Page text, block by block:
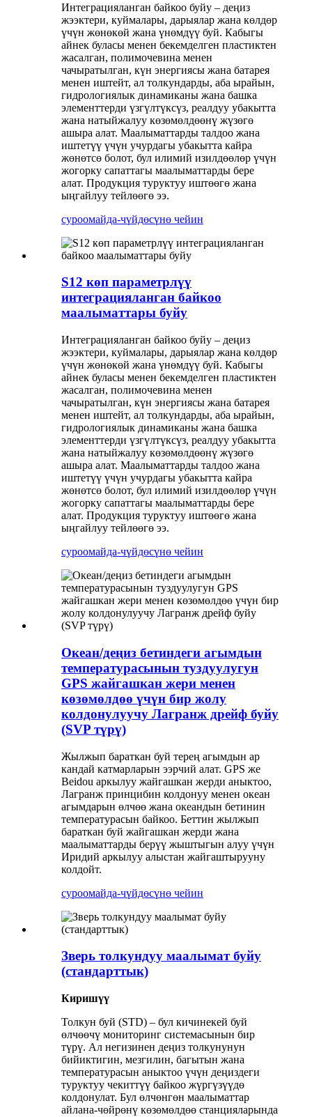
Интеграцияланган байкоо буйу – деңиз
жээктери, куймалары, дарыялар жана көлдөр
үчүн жөнөкөй жана үнөмдүү буй. Кабыгы
айнек буласы менен бекемделген пластиктен
жасалган, полимочевина менен
чачыратылган, күн энергиясы жана батарея
менен иштейт, ал толкундарды, аба ырайын,
гидрологиялык динамиканы жана башка
элементтерди үзгүлтүксүз, реалдуу убакытта
жана натыйжалуу көзөмөлдөөнү жүзөгө
ашыра алат. Маалыматтарды талдоо жана
иштетүү үчүн учурдагы убакытта кайра
жөнөтсө болот, бул илимий изилдөөлөр үчүн
жогорку сапаттагы маалыматтарды бере
алат. Продукция туруктуу иштөөгө жана
ыңгайлуу тейлөөгө ээ.
суроомайда-чүйдөсүнө чейин
S12 көп параметрлүү
интеграцияланган байкоо
маалыматтары буйу
Интеграцияланган байкоо буйу – деңиз
жээктери, куймалары, дарыялар жана көлдөр
үчүн жөнөкөй жана үнөмдүү буй. Кабыгы
айнек буласы менен бекемделген пластиктен
жасалган, полимочевина менен
чачыратылган, күн энергиясы жана батарея
менен иштейт, ал толкундарды, аба ырайын,
гидрологиялык динамиканы жана башка
элементтерди үзгүлтүксүз, реалдуу убакытта
жана натыйжалуу көзөмөлдөөнү жүзөгө
ашыра алат. Маалыматтарды талдоо жана
иштетүү үчүн учурдагы убакытта кайра
жөнөтсө болот, бул илимий изилдөөлөр үчүн
жогорку сапаттагы маалыматтарды бере
алат. Продукция туруктуу иштөөгө жана
ыңгайлуу тейлөөгө ээ.
суроомайда-чүйдөсүнө чейин
Океан/деңиз бетиндеги агымдын
температурасынын туздуулугун
GPS жайгашкан жери менен
көзөмөлдөө үчүн бир жолу
колдонулуучу Лагранж дрейф буйу
(SVP түрү)
Жылжып бараткан буй терең агымдын ар
кандай катмарларын ээрчий алат. GPS же
Beidou аркылуу жайгашкан жерди аныктоо,
Лагранж принцибин колдонуу менен океан
агымдарын өлчөө жана океандын бетинин
температурасын байкоо. Беттин жылжып
бараткан буй жайгашкан жерди жана
маалыматтарды берүү жыштыгын алуу үчүн
Иридий аркылуу алыстан жайгаштырууну
колдойт.
суроомайда-чүйдөсүнө чейин
Зверь толкундуу маалымат буйу
(стандарттык)
Киришүү
Толкун буй (STD) – бул кичинекей буй
өлчөөчү мониторинг системасынын бир
түрү. Ал негизинен деңиз толкунунун
бийиктигин, мезгилин, багытын жана
температурасын аныктоо үчүн деңиздеги
туруктуу чекиттүү байкоо жүргүзүүдө
колдонулат. Бул өлчөнгөн маалыматтар
айлана-чөйрөнү көзөмөлдөө станцияларында